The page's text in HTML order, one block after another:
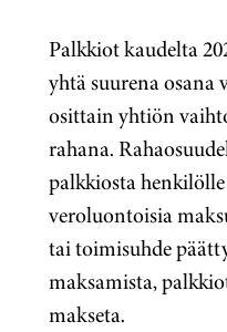
Palkkiot kaudelta
yhtä suurena osana
osittain yhtiön
rahana.
palkkiosta
veroluontoisia
tai toimisuhde
maksamista,
makseta.